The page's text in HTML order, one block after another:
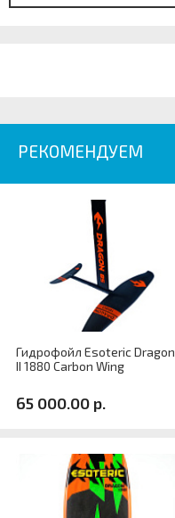
РЕКОМЕНДУЕМ
Гидрофойл Esoteric Dragon
II 1880 Carbon Wing
65 000.00 р.